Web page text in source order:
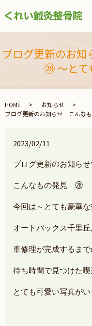
ブログ更新のお
㉘ ～と
HOME
お知らせ
ブログ更新のお知らせ こんな
2023/02/11
ブログ更新のお知らせ
こんなもの発見 ㉘
今回は～とても豪華な
オートバックス千里
車修理が完成するまで
待ち時間で見つけた喫
とても可愛い写真が